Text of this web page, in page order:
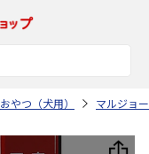
おやつ（犬用） マルジョ